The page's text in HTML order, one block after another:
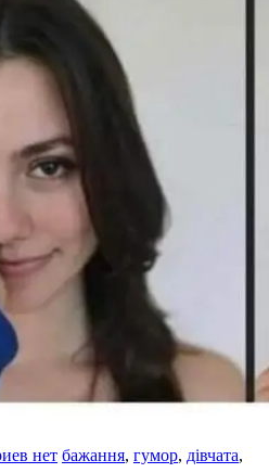
нет бажання, гумор, дівчата,